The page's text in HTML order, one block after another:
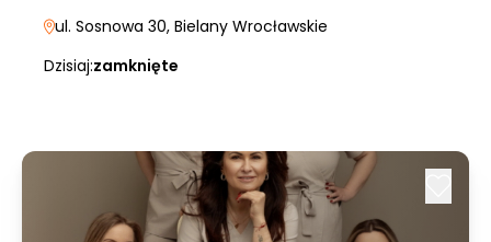
ul. Sosnowa 30, Bielany Wrocławskie
Dzisiaj:zamknięte